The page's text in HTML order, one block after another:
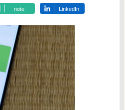
note LinkedIn